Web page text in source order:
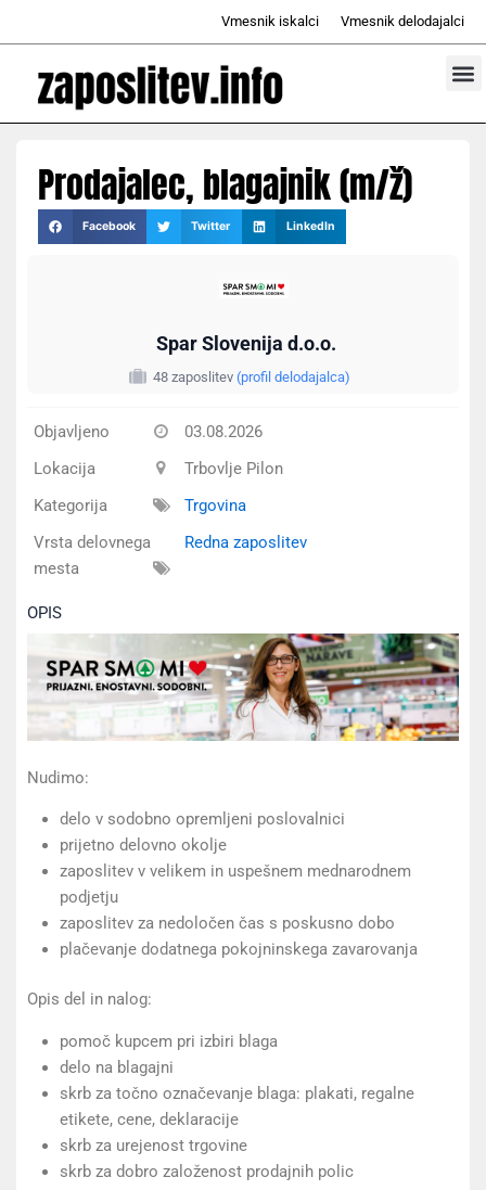
Vmesnik iskalci Vmesnik delodajalci
Prodajalec, blagajnik (m/ž)
Facebook Twitter LinkedIn
Spar Slovenija d.o.o.
48 zaposlitev (profil delodajalca)
Objavljeno
03.08.2026
Lokacija
Trbovlje Pilon
Kategorija
Trgovina
Vrsta delovnega
mesta
Redna zaposlitev
OPIS
Nudimo:
delo v sodobno opremljeni poslovalnici
prijetno delovno okolje
zaposlitev v velikem in uspešnem mednarodnem
podjetju
zaposlitev za nedoločen čas s poskusno dobo
plačevanje dodatnega pokojninskega zavarovanja
Opis del in nalog:
pomoč kupcem pri izbiri blaga
delo na blagajni
skrb za točno označevanje blaga: plakati, regalne
etikete, cene, deklaracije
skrb za urejenost trgovine
skrb za dobro založenost prodajnih polic